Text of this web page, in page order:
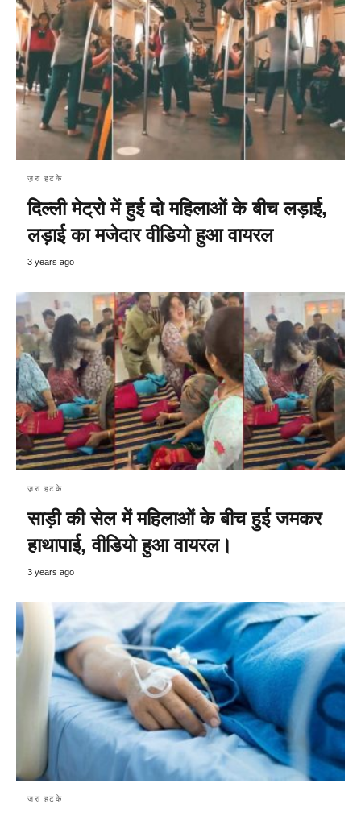
ज़रा हटके
दिल्ली मेट्रो में हुई दो महिलाओं के बीच लड़ाई,
लड़ाई का मजेदार वीडियो हुआ वायरल
3 years ago
ज़रा हटके
साड़ी की सेल में महिलाओं के बीच हुई जमकर
हाथापाई, वीडियो हुआ वायरल।
3 years ago
ज़रा हटके